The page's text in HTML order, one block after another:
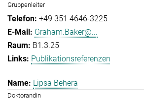
Gruppenleiter
+49 351 4646-3225
Graham.Baker@...
B1.3.25
Publikationsreferenzen
Lipsa Behera
Doktorandin